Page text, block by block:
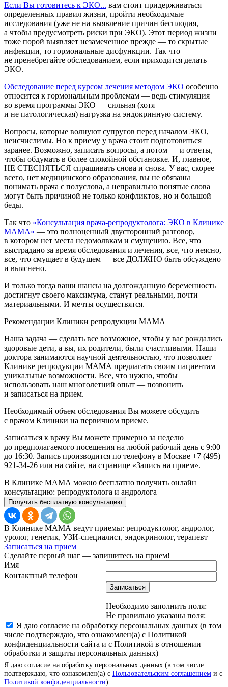
Если Вы готовитесь к ЭКО... вам стоит придерживаться
определенных правил жизни, пройти необходимые
исследования (уже не на выявление причин бесплодия,
а чтобы предусмотреть риски при ЭКО). Этот период жизни
тоже порой выявляет незамеченное прежде — то скрытые
инфекции, то гормональные дисфункции. Так что
не пренебрегайте обследованием, если приходится делать
ЭКО.
Обследование перед курсом лечения методом ЭКО особенно
относится к гормональным проблемам — ведь стимуляция
во время программы ЭКО — сильная (хотя
и не патологическая) нагрузка на эндокринную систему.
Вопросы, которые волнуют супругов перед началом ЭКО,
неисчислимы. Но к приему у врача стоит подготовиться
заранее. Возможно, записать вопросы, а потом — и ответы,
чтобы обдумать в более спокойной обстановке. И, главное,
НЕ СТЕСНЯТЬСЯ спрашивать снова и снова. У вас, скорее
всего, нет медицинского образования, вы не обязаны
понимать врача с полуслова, а неправильно понятые слова
могут быть причиной не только конфликтов, но и большой
беды.
Так что «Консультация врача-репродуктолога: ЭКО в Клинике
МАМА» — это полноценный двусторонний разговор,
в котором нет места недомолвкам и смущению. Все, что
выстрадано за время обследования и лечения, все, что неясно,
все, что смущает в будущем — все ДОЛЖНО быть обсуждено
и выяснено.
И только тогда ваши шансы на долгожданную беременность
достигнут своего максимума, станут реальными, почти
материальными. И мечты осуществятся.
Рекомендации Клиники репродукции МАМА
Наша задача — сделать все возможное, чтобы у вас рождались
здоровые дети, а вы, их родители, были счастливыми. Наши
доктора занимаются научной деятельностью, что позволяет
Клинике репродукции МАМА предлагать своим пациентам
уникальные возможности. Все, что нужно, чтобы
использовать наш многолетний опыт — позвонить
и записаться на прием.
Необходимый объем обследования Вы можете обсудить
с врачом Клиники на первичном приеме.
Записаться к врачу Вы можете примерно за неделю
до предполагаемого посещения на любой рабочий день с 9:00
до 16:30. Запись производится по телефону в Москве +7 (495)
921-34-26 или на сайте, на странице «Запись на прием».
В Клинике МАМА можно бесплатно получить онлайн
консультацию: репродуктолога и андролога
Получить бесплатную консультацию
В Клинике МАМА ведут приемы: репродуктолог, андролог,
уролог, генетик, УЗИ-специалист, эндокринолог, терапевт
Записаться на прием
Сделайте первый шаг — запишитесь на прием!
Имя
Контактный телефон
Записаться
Необходимо заполнить поля:
Не правильно указаны поля:
Я даю согласие на обработку персональных данных (в том
числе подтверждаю, что ознакомлен(а) с Политикой
конфиденциальности сайта и с Политикой в отношении
обработки и защиты персональных данных)
Я даю согласие на обработку персональных данных (в том числе
подтверждаю, что ознакомлен(а) с Пользовательским соглашением и с
Политикой конфиденциальности)